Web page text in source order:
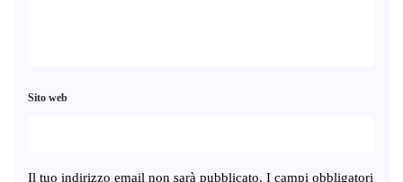
Il tuo indirizzo email non sarà pubblicato. I campi obbligatori
Sito web